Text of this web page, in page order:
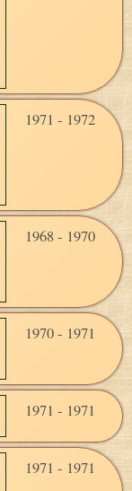
1971 - 1972
1968 - 1970
1970 - 1971
1971 - 1971
1971 - 1971